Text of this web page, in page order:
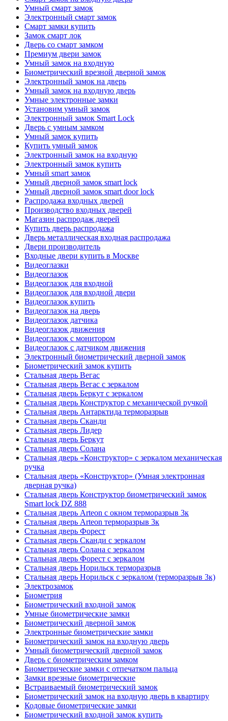
Умный смарт замок
Электронный смарт замок
Смарт замки купить
Замок смарт лок
Дверь со смарт замком
Премиум двери замок
Умный замок на входную
Биометрический врезной дверной замок
Электронный замок на дверь
Умный замок на входную дверь
Умные электронные замки
Установим умный замок
Электронный замок Smart Lock
Дверь с умным замком
Умный замок купить
Купить умный замок
Электронный замок на входную
Электронный замок купить
Умный smart замок
Умный дверной замок smart lock
Умный дверной замок smart door lock
Распродажа входных дверей
Производство входных дверей
Магазин распродаж дверей
Купить дверь распродажа
Дверь металлическая входная распродажа
Двери производитель
Входные двери купить в Москве
Видеоглазки
Видеоглазок
Видеоглазок для входной
Видеоглазок для входной двери
Видеоглазок купить
Видеоглазок на дверь
Видеоглазок датчика
Видеоглазок движения
Видеоглазок с монитором
Видеоглазок с датчиком движения
Электронный биометрический дверной замок
Биометрический замок купить
Стальная дверь Вегас
Стальная дверь Вегас с зеркалом
Стальная дверь Беркут с зеркалом
Стальная дверь Конструктор с механической ручкой
Стальная дверь Антарктида терморазрыв
Стальная дверь Сканди
Стальная дверь Лидер
Стальная дверь Беркут
Стальная дверь Солана
Стальная дверь «Конструктор» с зеркалом механическая
ручка
Стальная дверь «Конструктор» (Умная электронная
дверная ручка)
Стальная дверь Конструктор биометрический замок
Smart lock DZ 888
Стальная дверь Arteon с окном терморазрыв 3к
Стальная дверь Arteon терморазрыв 3к
Стальная дверь Форест
Стальная дверь Сканди с зеркалом
Стальная дверь Солана с зеркалом
Стальная дверь Форест с зеркалом
Стальная дверь Норильск терморазрыв
Стальная дверь Норильск с зеркалом (терморазрыв 3к)
Электрозамок
Биометрия
Биометрический входной замок
Умные биометрические замки
Биометрический дверной замок
Электронные биометрические замки
Биометрический замок на входную дверь
Умный биометрический дверной замок
Дверь с биометрическим замком
Биометрические замки с отпечатком пальца
Замки врезные биометрические
Встраиваемый биометрический замок
Биометрический замок на входную дверь в квартиру
Кодовые биометрические замки
Биометрический входной замок купить